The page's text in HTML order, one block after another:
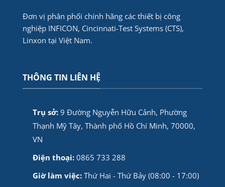
Đơn vị phân phối chính hãng các thiết bị công
nghiệp INFICON, Cincinnati-Test Systems (CTS),
Linxon tại Việt Nam.
THÔNG TIN LIÊN HỆ
Trụ sở: 9 Đường Nguyễn Hữu Cảnh, Phường
Thạnh Mỹ Tây, Thành phố Hồ Chí Minh, 70000,
VN
Điện thoại:0865 733 288
Giờ làm việc:Thứ Hai - Thứ Bảy (08:00 - 17:00)